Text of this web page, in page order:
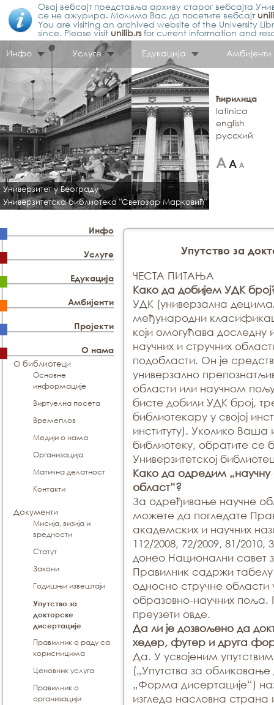
Овај вебсајт представља архиву старог вебсајта
се не ажурира. Молимо Вас да посетите вебсајт
You are visiting an archived website of the University
since. Please visit unilib.rsfor current information and
Инфо
Услуге Едукација Амбијенти
Универзитет у Београду
Универзитетска библиотека "Светозар Марковић"
ћирилица
latinica
english
русский
Инфо
Услуге
Едукација
Амбијенти
Пројекти
О нама
О библиотеци
Основне
информације
Виртуелна посета
Времеплов
Медији о нама
Организација
Матична делатност
Контакти
Документи
Мисија, визија и
вредности
Статут
Закони
Годишњи извештаји
Упутство за
докторске
дисертације
Правилник о раду са
корисницима
Ценовник услуга
Правилник о
организацији
Упутство за
ЧЕСТА ПИТАЊА
Kако да добијем УДК
УДК (универзална
међународни
који омогућава доследну
научних и стручних
подобласти. Он је
универзално
области или научном
бисте добили УДК број,
библиотекару у својој
институту). Уколико Ваша
библиотеку, обратите се
Универзитетској
Како да одредим „научну
област“?
За одређивање научне
можете да погледате
академских и научних
112/2008, 72/2009, 81/2010,
донео Национални савет
Правилник садржи
односно стручне области
образовно-научних поља.
преузети овде.
Да ли је дозвољено да
хедер, футер и друга
Да. У усвојеним
(„Упутства за
„Форма дисертације“)
изгледа насловна